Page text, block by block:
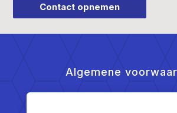
Contact opnemen
Algemene